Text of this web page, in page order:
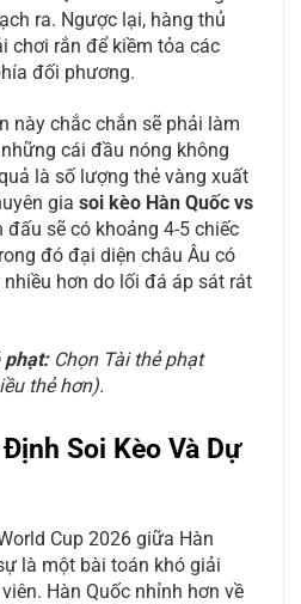
ra. Ngược lại, hàng thủ
chơi rắn để kiềm tỏa các
đối phương.
này chắc chắn sẽ phải làm
cái đầu nóng không
là số lượng thẻ vàng xuất
gia soi kèo Hàn Quốc vs
đấu sẽ có khoảng 4-5 chiếc
đó đại diện châu Âu có
hơn do lối đá áp sát rát
phạt:Chọn Tài thẻ phạt
thẻ hơn).
Soi Kèo Và Dự
Cup 2026 giữa Hàn
là một bài toán khó giải
Hàn Quốc nhỉnh hơn về